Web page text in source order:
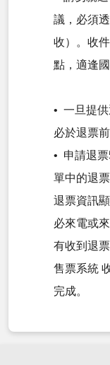
議，必須
收）。收
點，適逢
• 一旦提
必於退票前
• 申請退
單中的退
退票資訊
必來電或
有收到退
售票系統
完成。